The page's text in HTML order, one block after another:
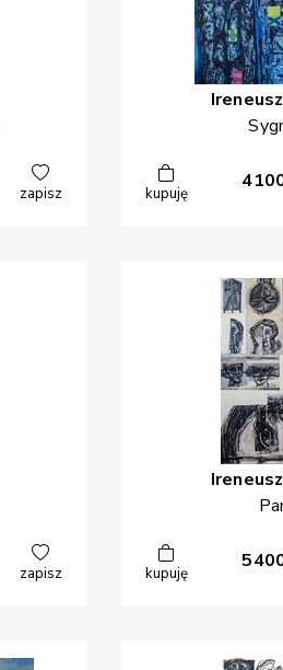
zapisz
Ireneusz
kupuję
zapisz
Ireneusz
kupuję